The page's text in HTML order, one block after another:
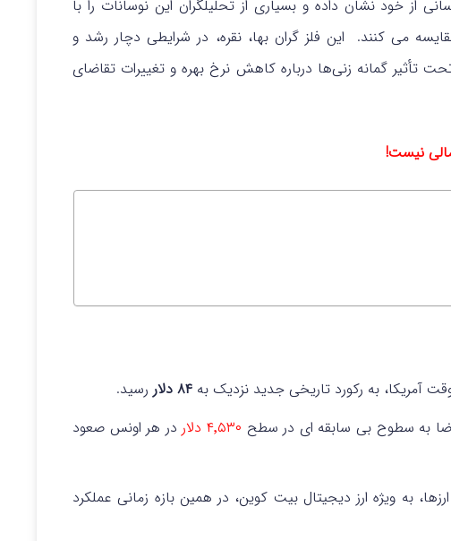
از خود نشان داده و بسیاری از تحلیلگران این نوسانات را با
می کنند.
این فلز گران‌ بها، نقره، در شرایطی دچار رشد و
تأثیر گمانه‌ زنی‌ها درباره کاهش نرخ بهره و تغییرات تقاضای
نیست!
آمریکا، به رکورد تاریخی جدید نزدیک به ۸۴ دلار
رسید.
به سطوح بی سابقه ای در سطح ۴٬۵۳۰ دلار
در هر اونس صعود
به‌ ویژه ارز دیجیتال بیت‌ کوین، در همین بازه زمانی عملکرد